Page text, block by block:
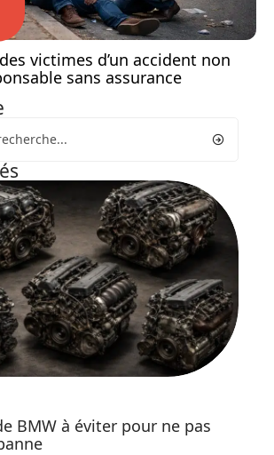
victimes d’un accident non
sans assurance
BMW à éviter pour ne pas